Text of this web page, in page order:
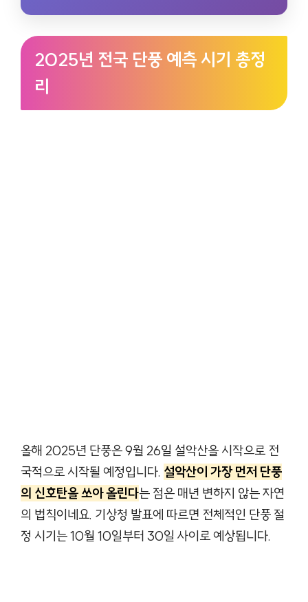
2025년 전국 단풍 예측 시기 총정
리
올해 2025년 단풍은 9월 26일 설악산을 시작으로 전
국적으로 시작될 예정입니다. 설악산이 가장 먼저 단풍
의 신호탄을 쏘아 올린다는 점은 매년 변하지 않는 자연
의 법칙이네요. 기상청 발표에 따르면 전체적인 단풍 절
정 시기는 10월 10일부터 30일 사이로 예상됩니다.